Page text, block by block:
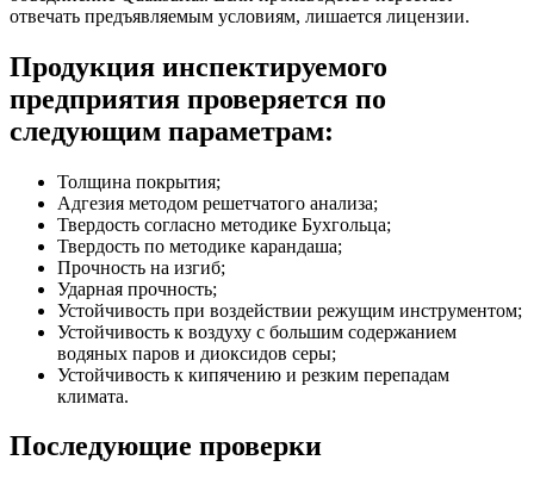
отвечать предъявляемым условиям, лишается лицензии.
Продукция инспектируемого
предприятия проверяется по
следующим параметрам:
Толщина покрытия;
Адгезия методом решетчатого анализа;
Твердость согласно методике Бухгольца;
Твердость по методике карандаша;
Прочность на изгиб;
Ударная прочность;
Устойчивость при воздействии режущим инструментом;
Устойчивость к воздуху с большим содержанием
водяных паров и диоксидов серы;
Устойчивость к кипячению и резким перепадам
климата.
Последующие проверки